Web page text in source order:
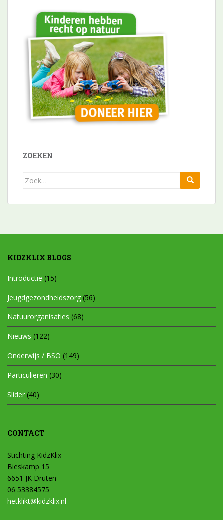
ZOEKEN
Zoek
KIDZKLIX BLOGS
Introductie (15)
Jeugdgezondheidszorg (56)
Natuurorganisaties (68)
Nieuws (122)
Onderwijs / BSO (149)
Particulieren (30)
Slider (40)
CONTACT
Stichting KidzKlix
Bieskamp 15
6651 JK Druten
06 53384575
hetklikt@kidzklix.nl